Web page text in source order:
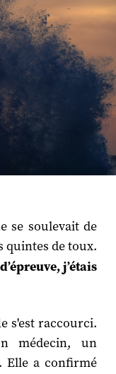
se soulevait de
quintes de toux.
j’étais
s'est raccourci.
médecin, un
Elle a confirmé